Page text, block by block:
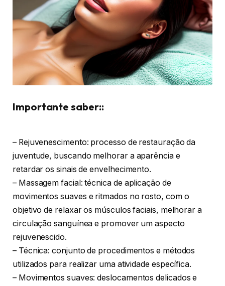
Importante saber::
– Rejuvenescimento: processo de restauração da
juventude, buscando melhorar a aparência e
retardar os sinais de envelhecimento.
– Massagem facial: técnica de aplicação de
movimentos suaves e ritmados no rosto, com o
objetivo de relaxar os músculos faciais, melhorar a
circulação sanguínea e promover um aspecto
rejuvenescido.
– Técnica: conjunto de procedimentos e métodos
utilizados para realizar uma atividade específica.
– Movimentos suaves: deslocamentos delicados e